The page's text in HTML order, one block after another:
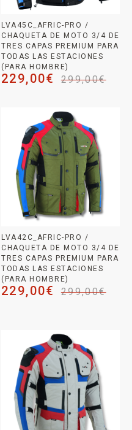
LVA45C_AFRIC-PRO /
CHAQUETA DE MOTO 3/4 DE
TRES CAPAS PREMIUM PARA
TODAS LAS ESTACIONES
(PARA HOMBRE)
299,00€
229,00€
LVA42C_AFRIC-PRO /
CHAQUETA DE MOTO 3/4 DE
TRES CAPAS PREMIUM PARA
TODAS LAS ESTACIONES
(PARA HOMBRE)
299,00€
229,00€